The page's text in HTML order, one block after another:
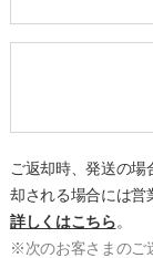
ご返却時、発送の
却される場合には営
詳しくはこちら。
※次のお客さまのご